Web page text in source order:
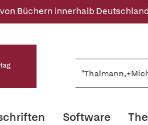
Büchern innerhalb
Software